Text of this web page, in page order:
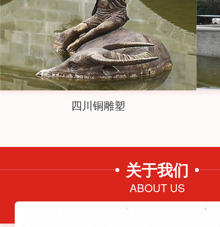
四川铜雕塑
关于我们
ABOUT US